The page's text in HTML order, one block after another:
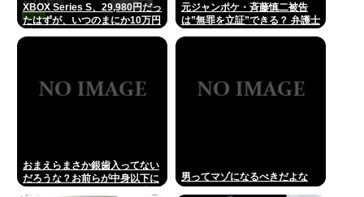
XBOX Series S、29,980円だっ
たはずが、いつのまにか10万円
元ジャンポケ・斉藤慎二被告
は”無罪を立証”できる？ 弁護士
おまえらまさか銀歯入ってない
だろうな？お前らが中身以下に
男ってマゾになるべきだよな